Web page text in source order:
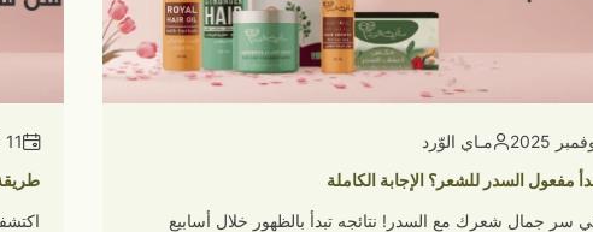
مـاي الوّرد
مفعول السدر للشعر؟ الإجابة الكاملة
سر جمال شعرك مع السدر! نتائجه تبدأ بالظهور خلال أسابيع
11 أكتوبر 2025